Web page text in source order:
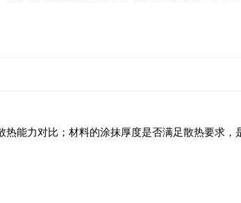
热能力对比；材料的涂抹厚度是否满足散热要求